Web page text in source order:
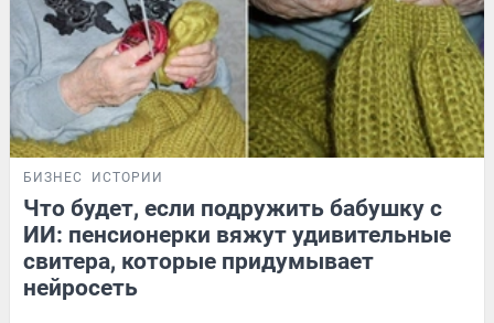
БИЗНЕС ИСТОРИИ
Что будет, если подружить бабушку с
ИИ: пенсионерки вяжут удивительные
свитера, которые придумывает
нейросеть